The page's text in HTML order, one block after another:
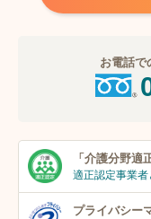
お電話で
「介護分野適
適正認定事業者
プライバシー